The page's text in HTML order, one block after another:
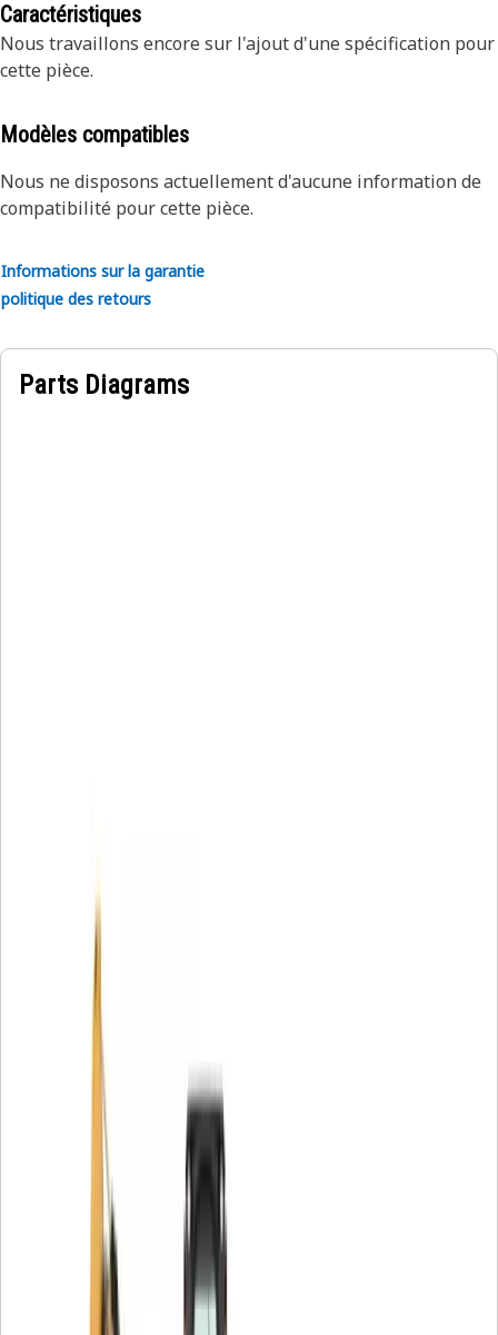
Caractéristiques
Nous travaillons encore sur l'ajout d'une spécification pour
cette pièce.
Modèles compatibles
Nous ne disposons actuellement d'aucune information de
compatibilité pour cette pièce.
Informations sur la garantie
politique des retours
Parts Diagrams